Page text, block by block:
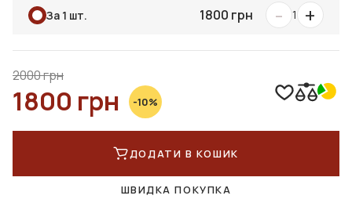
За 1 шт. 1800 грн - 1 +
2000 грн
1800 грн -10%
ДОДАТИ В КОШИК
ШВИДКА ПОКУПКА